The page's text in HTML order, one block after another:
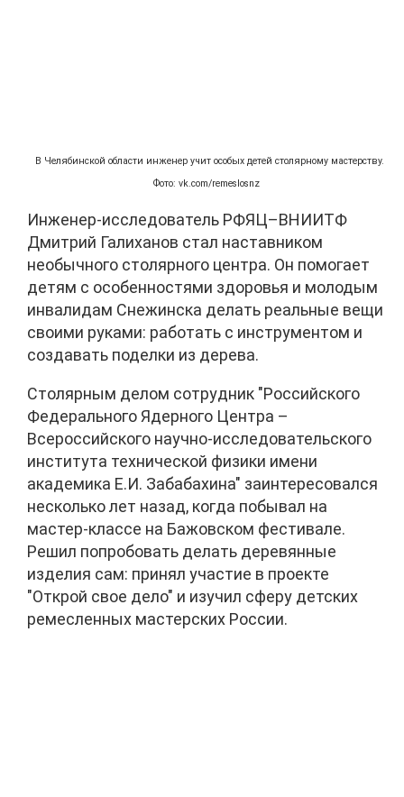
В Челябинской области инженер учит особых детей столярному мастерству.
Фото: vk.com/remeslosnz
Инженер-исследователь РФЯЦ–ВНИИТФ
Дмитрий Галиханов стал наставником
необычного столярного центра. Он помогает
детям с особенностями здоровья и молодым
инвалидам Снежинска делать реальные вещи
своими руками: работать с инструментом и
создавать поделки из дерева.
Столярным делом сотрудник "Российского
Федерального Ядерного Центра –
Всероссийского научно-исследовательского
института технической физики имени
академика Е.И. Забабахина" заинтересовался
несколько лет назад, когда побывал на
мастер-классе на Бажовском фестивале.
Решил попробовать делать деревянные
изделия сам: принял участие в проекте
"Открой свое дело" и изучил сферу детских
ремесленных мастерских России.